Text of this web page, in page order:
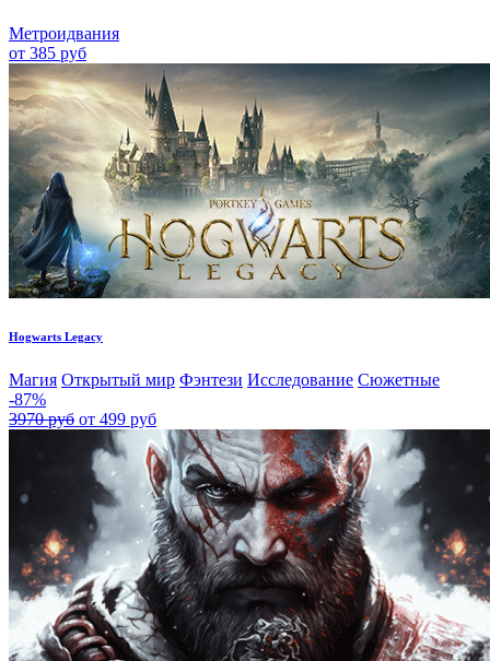
Метроидвания
от 385 руб
Hogwarts Legacy
Магия Открытый мир Фэнтези Исследование Сюжетные
-87%
3970 руб от 499 руб